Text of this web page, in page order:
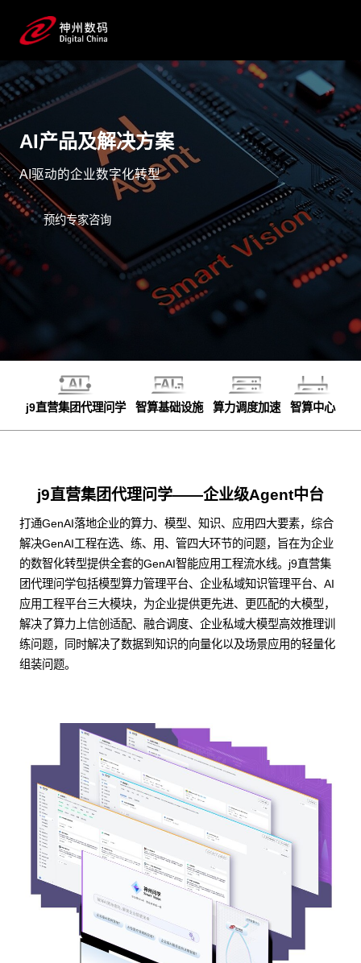
AI产品及解决方案
AI驱动的企业数字化转型
预约专家咨询
j9直营集团代理问学 智算基础设施 算力调度加速 智算中心
j9直营集团代理问学——企业级Agent中台
打通GenAI落地企业的算力、模型、知识、应用四大要素，综合
解决GenAI工程在选、练、用、管四大环节的问题，旨在为企业
的数智化转型提供全套的GenAI智能应用工程流水线。j9直营集
团代理问学包括模型算力管理平台、企业私域知识管理平台、AI
应用工程平台三大模块，为企业提供更先进、更匹配的大模型，
解决了算力上信创适配、融合调度、企业私域大模型高效推理训
练问题，同时解决了数据到知识的向量化以及场景应用的轻量化
组装问题。